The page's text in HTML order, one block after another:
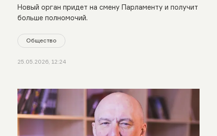
Новый орган придет на смену Парламенту и получит
больше полномочий.
Общество
25.05.2026, 12:24